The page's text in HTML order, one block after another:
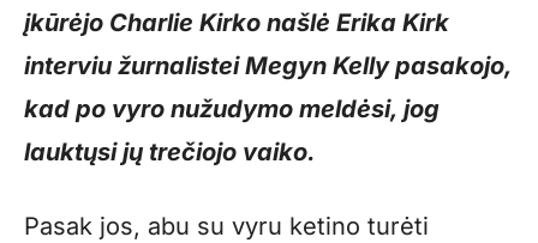
įkūrėjo Charlie Kirko našlė Erika Kirk
interviu žurnalistei Megyn Kelly pasakojo,
kad po vyro nužudymo meldėsi, jog
lauktųsi jų trečiojo vaiko.
Pasak jos, abu su vyru ketino turėti